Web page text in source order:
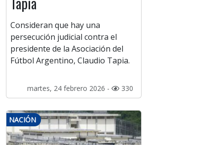
Consideran que hay una
persecución judicial contra el
presidente de la Asociación del
Fútbol Argentino, Claudio Tapia.
martes, 24 febrero 2026 - 330
NACIÓN